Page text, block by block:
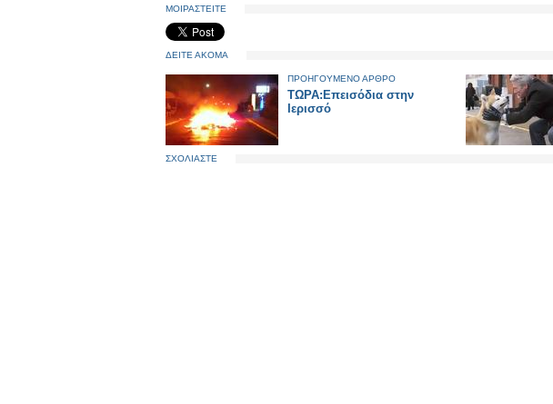
ΜΟΙΡΑΣΤΕΙΤΕ
ΔΕΙΤΕ ΑΚΟΜΑ
ΠΡΟΗΓΟΥΜΕΝΟ ΑΡΘΡΟ
ΤΩΡΑ:Επεισόδια στην
Ιερισσό
ΣΧΟΛΙΑΣΤΕ